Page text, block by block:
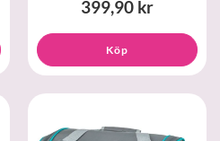
399,90 kr
Köp